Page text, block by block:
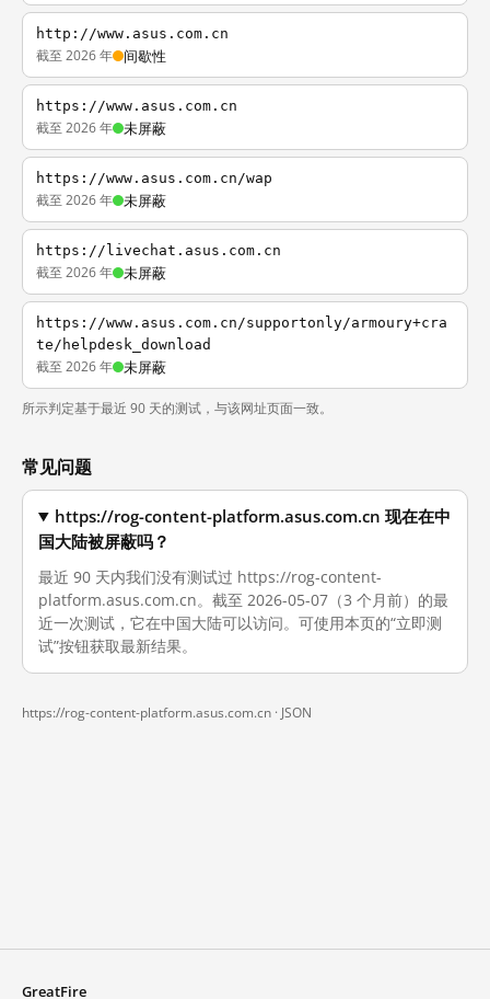
http://www.asus.com.cn
截至 2026 年 间歇性
https://www.asus.com.cn
截至 2026 年 未屏蔽
https://www.asus.com.cn/wap
截至 2026 年 未屏蔽
https://livechat.asus.com.cn
截至 2026 年 未屏蔽
https://www.asus.com.cn/supportonly/armoury+cra
te/helpdesk_download
截至 2026 年 未屏蔽
所示判定基于最近 90 天的测试，与该网址页面一致。
常见问题
https://rog-content-platform.asus.com.cn 现在在中
国大陆被屏蔽吗？
最近 90 天内我们没有测试过 https://rog-content-
platform.asus.com.cn。截至 2026-05-07（3 个月前）的最
近一次测试，它在中国大陆可以访问。可使用本页的“立即测
试”按钮获取最新结果。
https://rog-content-platform.asus.com.cn · JSON
GreatFire